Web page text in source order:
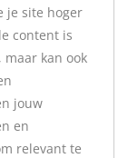
je site hoger
content is
kan ook
jouw
en
relevant te